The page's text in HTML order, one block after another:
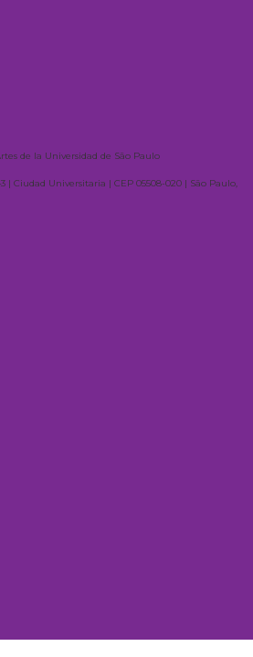
de la Universidad de São Paulo
| Ciudad Universitaria | CEP 05508-020 | São Paulo,